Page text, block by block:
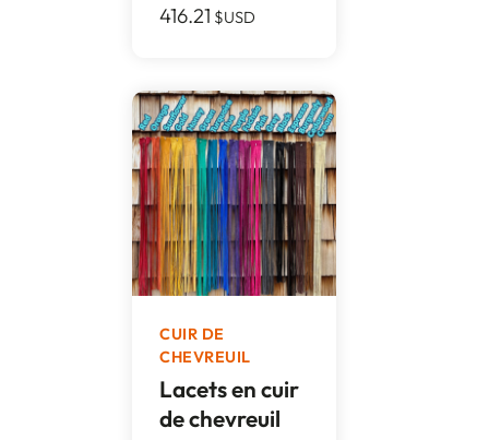
416.21 $USD
CUIR DE
CHEVREUIL
Lacets en cuir
de chevreuil